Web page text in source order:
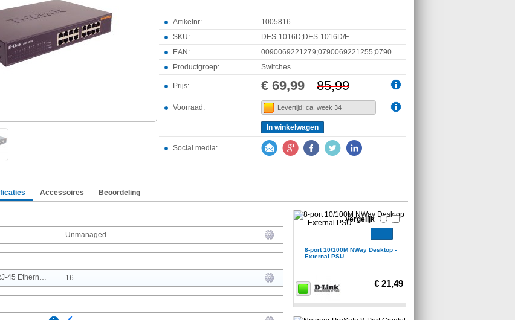
Artikelnr:
1005816
SKU:
DES-1016D;DES-1016D/E
EAN:
Productgroep:
Switches
Prijs: € 69,99 85,99
Voorraad: Levertijd: ca. week 34
In winkelwagen
Social media:
Accessoires Beoordeling
Unmanaged
16
8-port 10/100M NWay Desktop -
External PSU
€ 21,49
Vergelijk